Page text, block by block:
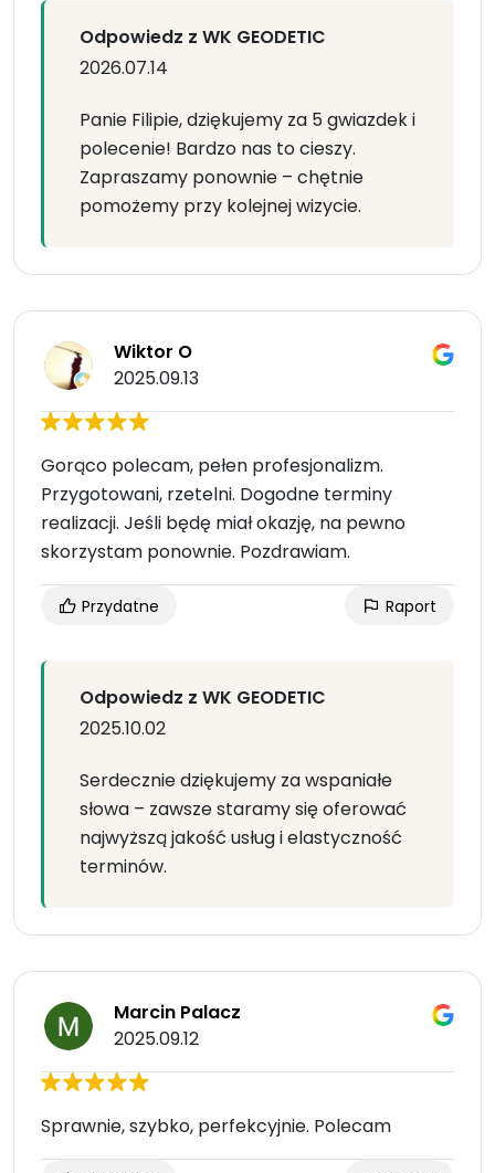
Odpowiedz z WK GEODETIC
2026.07.14
Panie Filipie, dziękujemy za 5 gwiazdek i
polecenie! Bardzo nas to cieszy.
Zapraszamy ponownie – chętnie
pomożemy przy kolejnej wizycie.
Wiktor O
2025.09.13
Gorąco polecam, pełen profesjonalizm.
Przygotowani, rzetelni. Dogodne terminy
realizacji. Jeśli będę miał okazję, na pewno
skorzystam ponownie. Pozdrawiam.
Przydatne Raport
Odpowiedz z WK GEODETIC
2025.10.02
Serdecznie dziękujemy za wspaniałe
słowa – zawsze staramy się oferować
najwyższą jakość usług i elastyczność
terminów.
Marcin Palacz
2025.09.12
Sprawnie, szybko, perfekcyjnie. Polecam